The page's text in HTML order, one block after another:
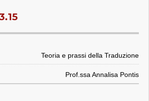
Teoria e prassi della Traduzione
Prof.ssa Annalisa Pontis